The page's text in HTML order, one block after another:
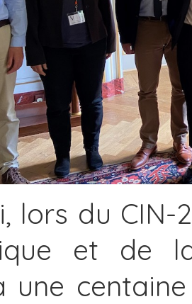
lors du
et de
une